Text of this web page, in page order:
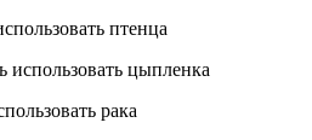
птенца
цыпленка
рака